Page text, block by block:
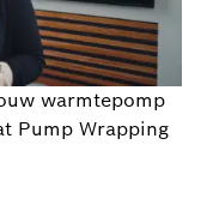
warmtepomp
Pump Wrapping